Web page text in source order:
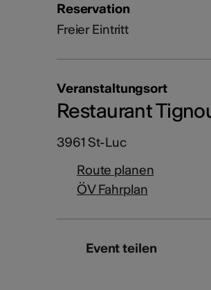
Reservation
Freier Eintritt
Veranstaltungsort
Restaurant
3961 St-Luc
Route planen
ÖV Fahrplan
Event teilen